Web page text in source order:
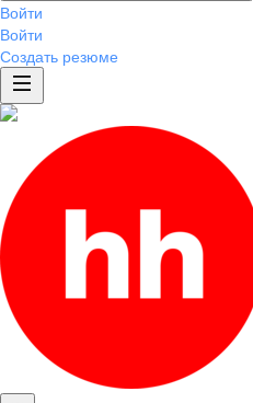
Войти
Войти
Создать резюме